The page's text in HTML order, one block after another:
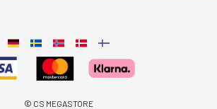
© CS MEGASTORE